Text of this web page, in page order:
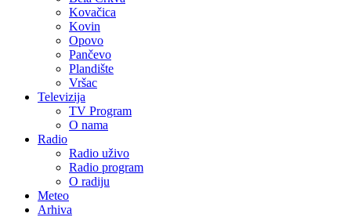
Kovačica
Kovin
Opovo
Pančevo
Plandište
Vršac
Televizija
TV Program
O nama
Radio
Radio uživo
Radio program
O radiju
Meteo
Arhiva